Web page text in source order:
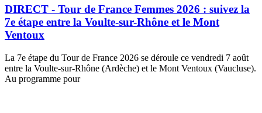
DIRECT - Tour de France Femmes 2026 : suivez la
7e étape entre la Voulte-sur-Rhône et le Mont
Ventoux
La 7e étape du Tour de France 2026 se déroule ce vendredi 7 août
entre la Voulte-sur-Rhône (Ardèche) et le Mont Ventoux (Vaucluse).
Au programme pour